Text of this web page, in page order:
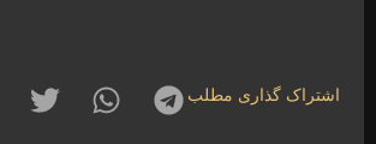
اشتراک گذاری مطلب